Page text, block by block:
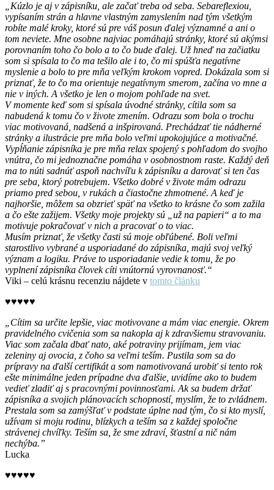
„Kúzlo je aj v zápisníku, ale začať treba od seba. Sebareflexiou,
vypísaním strán a hlavne vlastným zamyslením nad tým všetkým
robíte malé kroky, ktoré sú pre váš posun ďalej významné a ani o
tom neviete. Mne osobne najviac pomáhajú stránky, ktoré sú akýmsi
porovnaním toho čo bolo a to čo bude ďalej. Už hneď na začiatku
som si spísala to čo ma tešilo ale i to, čo mi spúšťa negatívne
myslenie a bolo to pre mňa veľkým krokom vopred. Dokázala som si
priznať, že to čo ma orientuje negatívnym smerom, začína vo mne a
nie v iných. A všetko je len o mojom pohľade na svet.
V momente keď som si spísala úvodné stránky, cítila som sa
nabudená k tomu čo v živote zmením. Odrazu som bola o trochu
viac motivovaná, nadšená a inšpirovaná. Prechádzať tie nádherné
stránky a ilustrácie pre mňa bolo veľmi upokojujúce a motivačné.
Vypĺňanie zápisníka je pre mňa relax spojený s pohľadom do svojho
vnútra, čo mi jednoznačne pomáha v osobnostnom raste. Každý deň
ma to núti sadnúť aspoň nachvíľu k zápisníku a darovať si ten čas
pre seba, ktorý potrebujem. Všetko dobré v živote mám odrazu
priamo pred sebou, v rukách a čiastočne zhmotnené. A keď je
najhoršie, môžem sa obzrieť späť na všetko to krásne čo som zažila
a čo ešte zažijem. Všetky moje projekty sú „už na papieri“ a to ma
motivuje pokračovať v nich a pracovať o to viac.
Musím priznať, že všetky časti sú moje obľúbené. Boli veľmi
starostlivo vybrané a usporiadané do zápisníka, majú svoj veľký
význam a logiku. Práve to usporiadanie vedie k tomu, že po
vyplnení zápisníka človek cíti vnútornú vyrovnanosť.“
Viki – celú krásnu recenziu nájdete v tomto článku
♥♥♥♥♥
„Cítim sa určite lepšie, viac motivovane a mám viac energie. Okrem
pravidelného cvičenia som sa nakopla aj k zdravšiemu stravovaniu.
Viac som začala dbať nato, aké potraviny prijímam, jem viac
zeleniny aj ovocia, z čoho sa veľmi teším. Pustila som sa do
prípravy na ďalší certifikát a som namotivovaná urobiť si tento rok
ešte minimálne jeden prípadne dva ďalšie, uvidíme ako to budem
vedieť zladiť aj s pracovnými povinnosťami. Ak sa budem držať
zápisníka a svojich plánovacích schopností, myslím, že to zvládnem.
Prestala som sa zamýšľať v podstate úplne nad tým, čo si kto myslí,
užívam si moju rodinu, blízkych a teším sa z každej spoločne
strávenej chvíľky. Teším sa, že sme zdraví, šťastní a nič nám
nechýba.”
Lucka
♥♥♥♥♥